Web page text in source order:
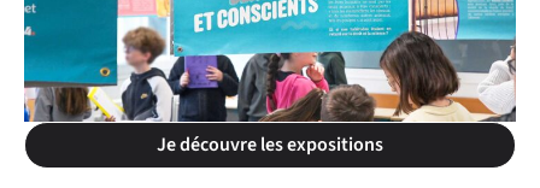
Je découvre les expositions